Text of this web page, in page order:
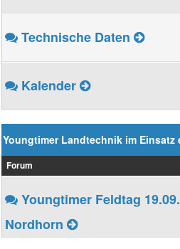
Technische Daten
Kalender
Youngtimer Landtechnik im Einsatz
Forum
Youngtimer Feldtag
Nordhorn